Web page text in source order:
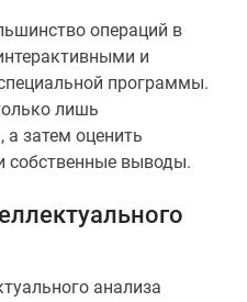
операций в
и
программы.
лишь
а затем оценить
собственные выводы.
анализа